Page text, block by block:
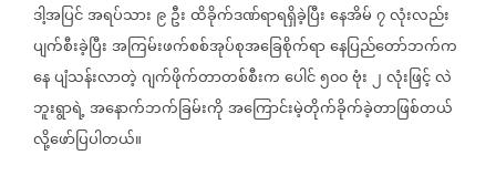
ဒါ့အပြင်အရပ်သား ၉ဦးထိခိုက်ဒဏ်ရာရရှိခဲ့ပြီးနေအိမ်၇လုံးလည်း
ပျက်စီးခဲ့ပြီးအကြမ်းဖက်စစ်အုပ်စုအခြေစိုက်ရာနေပြည်တော်ဘက်က
နေပျံသန်းလာတဲ့ဂျက်ဖိုက်တာတစ်စီးကပေါင်၅၀၀ဗုံး၂လုံးဖြင့်လဲ
ဘူးရွာရဲ့အနောက်ဘက်ခြမ်းကိုအကြောင်းမဲ့တိုက်ခိုက်ခဲ့တာဖြစ်တယ်
လို့ဖော်ပြပါတယ်။